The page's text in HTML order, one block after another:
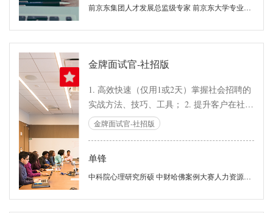
前京东集团人才发展总监级专家 前京东大学专业力培训负责人
金牌面试官-社招版
1. 高效快速（仅用1或2天）掌握社会招聘的
实战方法、技巧、工具； 2. 提升客户在社会
招聘和面试中的识人能力、面试官素养和企
业美誉度； 3. 纠正面试常见错误观念和做
源管理。
金牌面试官-社招版
单锋
中科院心理研究所硕 中财哈佛案例大赛人力资源专题评委 《靶向面试》作者